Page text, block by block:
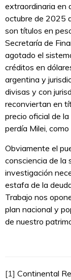
extraordinaria en
octubre de 2025
son títulos en
Secretaría de
agotado el
créditos en
argentina y
divisas y con
reconviertan en
precio oficial de
perdía Milei,
Obviamente el
consciencia de la
investigación
estafa de la
Trabajo nos
plan nacional y
de nuestro
[1] Continental